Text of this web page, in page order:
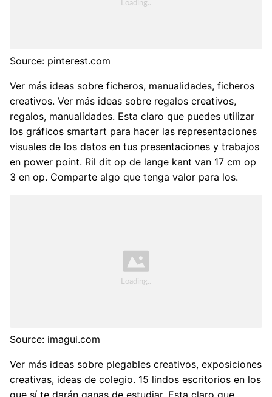
Source: pinterest.com
Ver más ideas sobre ficheros, manualidades, ficheros
creativos. Ver más ideas sobre regalos creativos,
regalos, manualidades. Esta claro que puedes utilizar
los gráficos smartart para hacer las representaciones
visuales de los datos en tus presentaciones y trabajos
en power point. Ril dit op de lange kant van 17 cm op
3 en op. Comparte algo que tenga valor para los.
Source: imagui.com
Ver más ideas sobre plegables creativos, exposiciones
creativas, ideas de colegio. 15 lindos escritorios en los